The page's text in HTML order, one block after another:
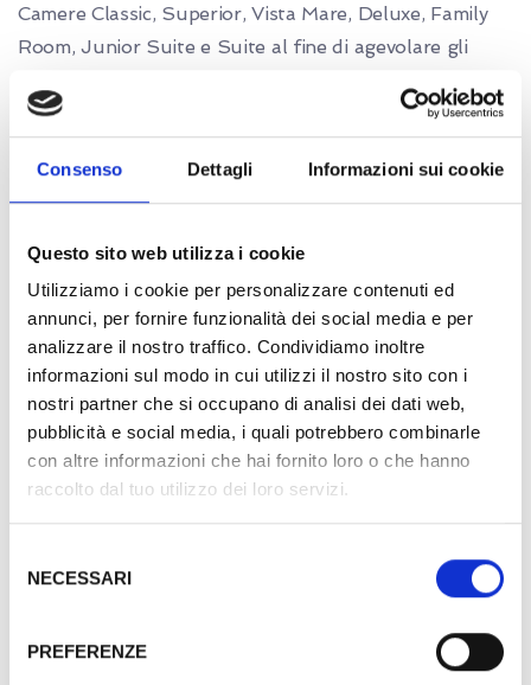
Consenso Dettagli Informazioni sui cookie
Questo sito web utilizza i cookie
Utilizziamo i cookie per personalizzare contenuti ed
annunci, per fornire funzionalità dei social media e per
analizzare il nostro traffico. Condividiamo inoltre
informazioni sul modo in cui utilizzi il nostro sito con i
nostri partner che si occupano di analisi dei dati web,
pubblicità e social media, i quali potrebbero combinarle
con altre informazioni che hai fornito loro o che hanno
raccolto dal tuo utilizzo dei loro servizi.
delNECESSARI
PREFERENZE
Camere Classic, Superior, Vista Mare, Deluxe, Family
Room, Junior Suite e Suite al fine di agevolare gli
desideri.
LED FULL HD 32 pollici, SKY TV GOLD VISION,
cassaforte, servizio sveglia, minibar e telefono diretto.
Bagno in marmo con box doccia o vasca, asciugacapelli,
linea cortesia e specchio ingranditore.
Gold Suite
più panoramica e ambita dell’Hotel...